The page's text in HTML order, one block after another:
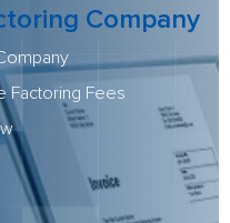
Company
Factoring Fees